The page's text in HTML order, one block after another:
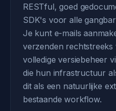
RESTful, goed
SDK's voor alle
Je kunt e-mails
verzenden rechtstreeks
volledige versiebeheer
die hun infrastructuur
dit als een natuurlijke
bestaande workflow.